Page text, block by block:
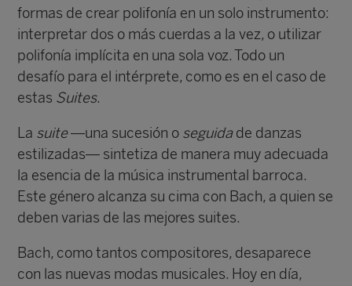
formas de crear polifonía en un solo instrumento:
interpretar dos o más cuerdas a la vez, o utilizar
polifonía implícita en una sola voz. Todo un
desafío para el intérprete, como es en el caso de
estas Suites.
La suite—una sucesión o seguidade danzas
estilizadas— sintetiza de manera muy adecuada
la esencia de la música instrumental barroca.
Este género alcanza su cima con Bach, a quien se
deben varias de las mejores suites.
Bach, como tantos compositores, desaparece
con las nuevas modas musicales. Hoy en día,